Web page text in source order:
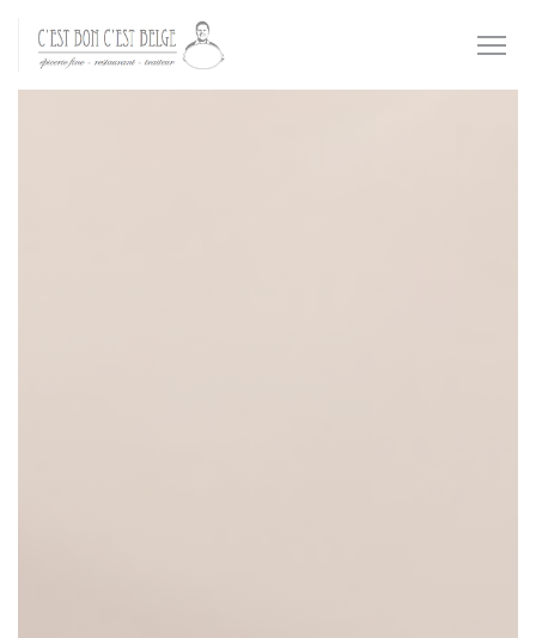
Painel de Gerenciamento de Cookies